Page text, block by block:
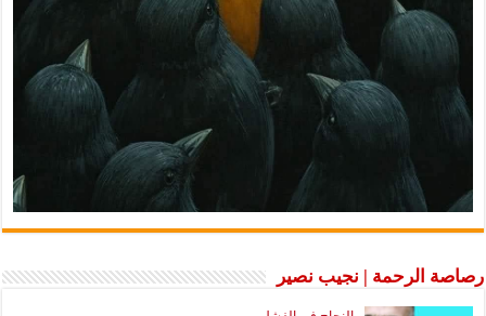
رصاصة الرحمة | نجيب نصير